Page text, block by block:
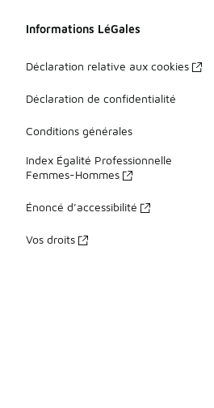
Informations LéGales
Déclaration relative aux cookies
Déclaration de confidentialité
Conditions générales
Index Égalité Professionnelle
Femmes-Hommes
Énoncé d’accessibilité
Vos droits